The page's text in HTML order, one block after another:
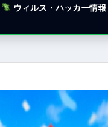
ウィルス・ハッカー情報